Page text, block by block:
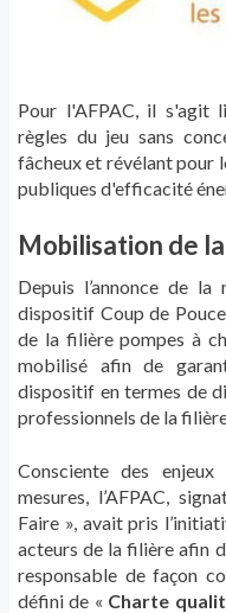
Pour l'AFPAC, il s'agit
règles du jeu sans
fâcheux et révélant pour
publiques d'efficacité
Mobilisation de
Depuis l’annonce de
dispositif Coup de Pouce
de la filière pompes à
mobilisé afin de
dispositif en termes de
professionnels de la
Consciente des
mesures, l’AFPAC,
Faire », avait pris
acteurs de la filière afin
responsable de façon
défini de « Charte